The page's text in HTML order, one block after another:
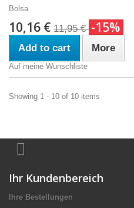
Bolsa
10,16 € 11,95 € -15%
Add to cart More
Auf meine Wunschliste
Showing 1 - 10 of 10 items
Ihr Kundenbereich
Ihre Bestellungen